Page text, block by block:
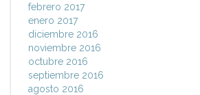
febrero 2017
enero 2017
diciembre 2016
noviembre 2016
octubre 2016
septiembre 2016
agosto 2016